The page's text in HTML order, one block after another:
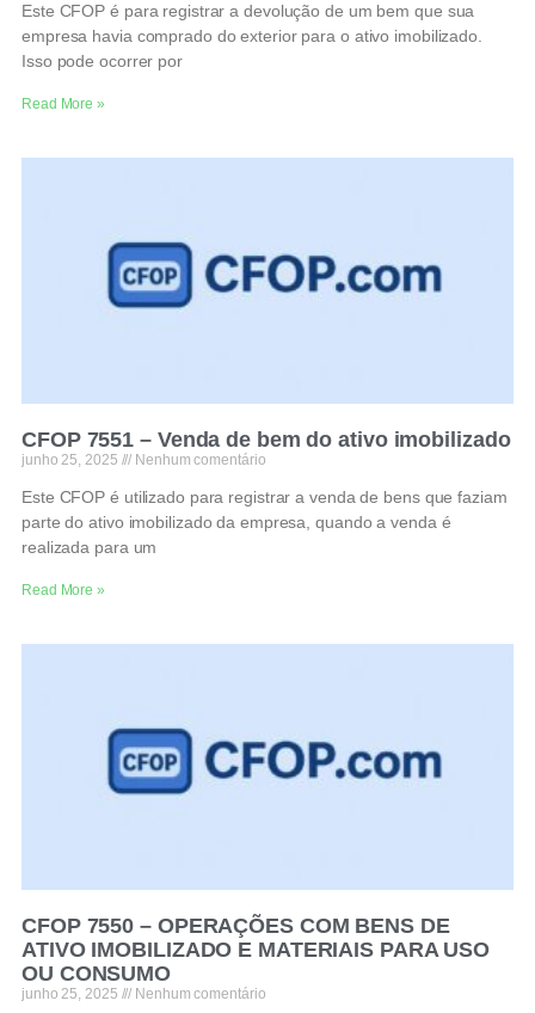
Este CFOP é para registrar a devolução de um bem que sua
empresa havia comprado do exterior para o ativo imobilizado.
Isso pode ocorrer por
Read More »
CFOP 7551 – Venda de bem do ativo imobilizado
junho 25, 2025 Nenhum comentário
Este CFOP é utilizado para registrar a venda de bens que faziam
parte do ativo imobilizado da empresa, quando a venda é
realizada para um
Read More »
CFOP 7550 – OPERAÇÕES COM BENS DE
ATIVO IMOBILIZADO E MATERIAIS PARA USO
OU CONSUMO
junho 25, 2025 Nenhum comentário